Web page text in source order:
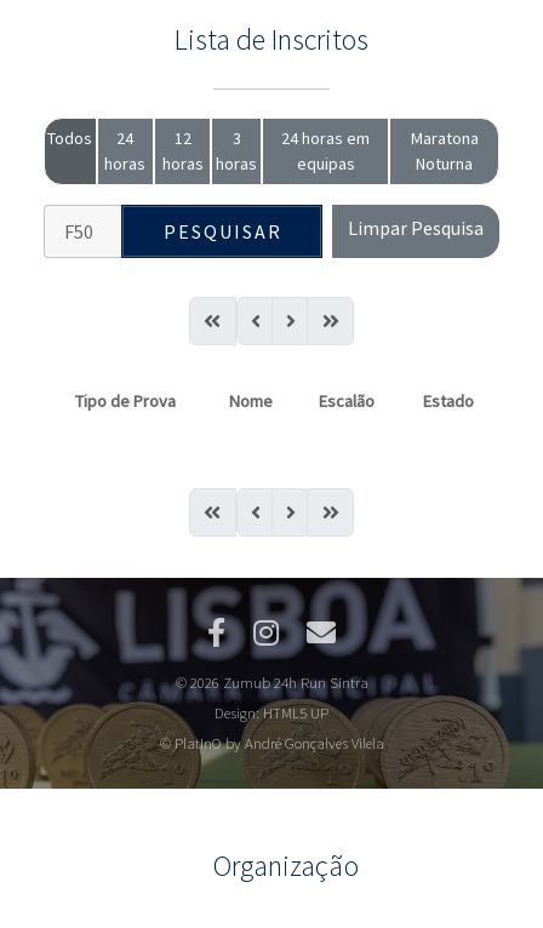
Lista de Inscritos
Todos
24
horas
12
horas
3
horas
24 horas em
equipas
Maratona
Noturna
PESQUISAR Limpar Pesquisa
Tipo de Prova Nome Escalão Estado
© 2026 Zumub 24h Run Sintra
Design:HTML5 UP
© PlatInO by André Gonçalves Vilela
Organização